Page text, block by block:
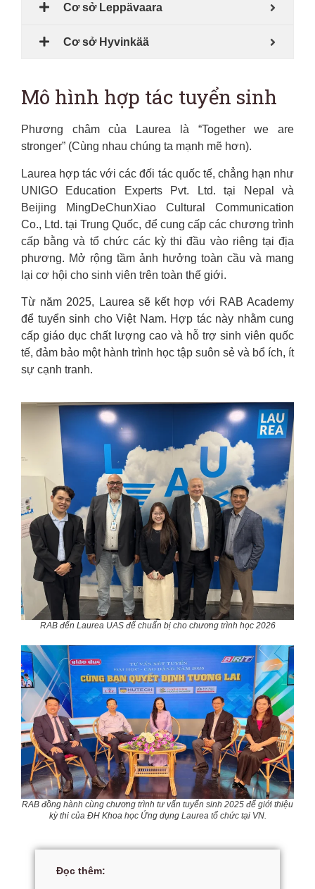
Cơ sở Leppävaara
Cơ sở Hyvinkää
Mô hình hợp tác tuyển sinh
Phương châm của Laurea là “Together we are
stronger” (Cùng nhau chúng ta mạnh mẽ hơn).
Laurea hợp tác với các đối tác quốc tế, chẳng hạn như
UNIGO Education Experts Pvt. Ltd. tại Nepal và
Beijing MingDeChunXiao Cultural Communication
Co., Ltd. tại Trung Quốc, để cung cấp các chương trình
cấp bằng và tổ chức các kỳ thi đầu vào riêng tại địa
phương. Mở rộng tầm ảnh hưởng toàn cầu và mang
lại cơ hội cho sinh viên trên toàn thế giới.
Từ năm 2025, Laurea sẽ kết hợp với RAB Academy
để tuyển sinh cho Việt Nam. Hợp tác này nhằm cung
cấp giáo dục chất lượng cao và hỗ trợ sinh viên quốc
tế, đảm bảo một hành trình học tập suôn sẻ và bổ ích, ít
sự cạnh tranh.
RAB đến Laurea UAS để chuẩn bị cho chương trình học 2026
RAB đồng hành cùng chương trình tư vấn tuyển sinh 2025 để giới thiệu
kỳ thi của ĐH Khoa học Ứng dụng Laurea tổ chức tại VN.
Đọc thêm: